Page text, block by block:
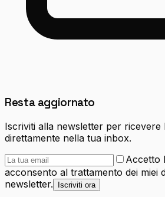
Resta aggiornato
Iscriviti alla newsletter per ricevere
direttamente nella tua inbox.
Accetto
acconsento al trattamento dei miei
newsletter.
Iscriviti ora